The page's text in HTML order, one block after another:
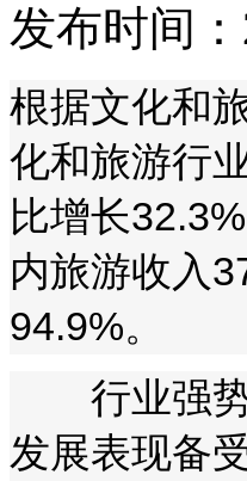
发布时间
根据文化和
化和旅游行
比增长
内旅游收入
94.9%。
行业强势
发展表现备